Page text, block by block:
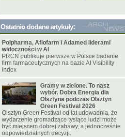
Ostatnio dodane artykuły:
Polpharma, Aflofarm i Adamed liderami
widoczności w AI
PRCN publikuje pierwsze w Polsce badanie
firm farmaceutycznych na bazie AI Visibility
Index
Gramy w zielone. To nasz
wybór. Dobra Energia dla
Olsztyna podczas Olsztyn
Green Festival 2026
Olsztyn Green Festival od lat udowadnia, że
wydarzenie gromadzące tysiące ludzi może
być miejscem dobrej zabawy, a jednocześnie
odpowiedzialnych decyzji.